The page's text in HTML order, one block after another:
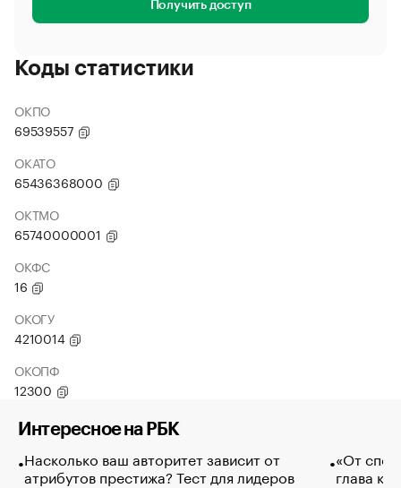
Получить доступ
Коды статистики
ОКПО
69539557
ОКАТО
65436368000
ОКТМО
65740000001
ОКФС
16
ОКОГУ
4210014
ОКОПФ
12300
Интересное на РБК
Насколько ваш авторитет зависит от
атрибутов престижа? Тест для лидеров
«От
глава